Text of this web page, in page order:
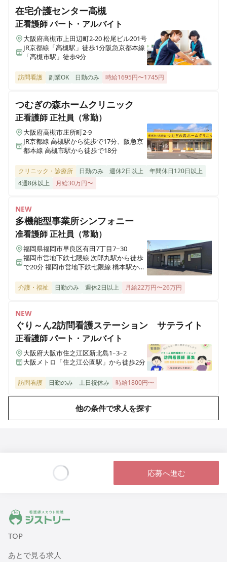
在宅介護センター高槻
正看護師パート・アルバイト
大阪府高槻市上田辺町2-20 松尾ビル201号
JR京都線「高槻駅」徒歩1分阪急京都本線
「高槻市駅」徒歩9分
訪問看護 副業OK 日勤のみ 時給1695円〜1745円
つむぎの森ホームクリニック
正看護師正社員（常勤）
大阪府高槻市庄所町2-9
JR京都線 高槻駅から徒歩で17分、阪急京
都本線 高槻市駅から徒歩で18分
クリニック・診療所 日勤のみ 週休2日以上
年間休日120日以上
4週8休以上
月給30万円〜
NEW
多機能型事業所シンフォニー
准看護師正社員（常勤）
福岡県福岡市早良区有田7丁目7−30
福岡市営地下鉄七隈線 次郎丸駅から徒歩
で20分 福岡市営地下鉄七隈線 橋本駅から
介護・福祉 日勤のみ 週休2日以上 月給22万円〜26万円
NEW
ぐり～ん2訪問看護ステーション サテライト
正看護師パート・アルバイト
大阪府大阪市住之江区新北島1ｰ3ｰ2
大阪メトロ「住之江公園駅」から徒歩2分
訪問看護 日勤のみ 土日祝休み 時給1800円〜
他の条件で求人を探す
応募へ進む
ジストリー 看護師の転職マッチング
TOP
あとで見る求人